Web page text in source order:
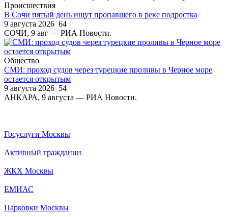
Происшествия
В Сочи пятый день ищут пропавшего в реке подростка
9 августа 2026 64
СОЧИ, 9 авг — РИА Новости.
Общество
СМИ: проход судов через турецкие проливы в Черное море
остается открытым
9 августа 2026 54
АНКАРА, 9 августа — РИА Новости.
Госуслуги Москвы
Активный гражданин
ЖКХ Москвы
ЕМИАС
Парковки Москвы